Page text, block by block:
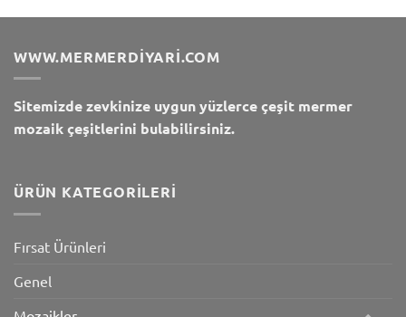
WWW.MERMERDIYARI.COM
Sitemizde zevkinize uygun yüzlerce çeşit mermer
mozaik çeşitlerini bulabilirsiniz.
ÜRÜN KATEGORILERI
Fırsat Ürünleri
Genel